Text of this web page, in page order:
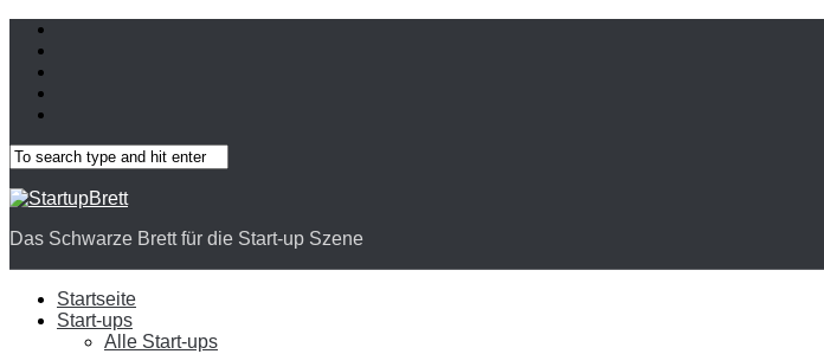
Das Schwarze Brett für die Start-up Szene
Startseite
Start-ups
Alle Start-ups